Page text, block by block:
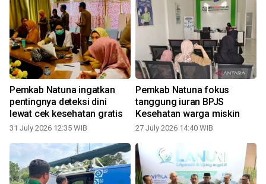
Pemkab Natuna ingatkan
pentingnya deteksi dini
lewat cek kesehatan gratis
31 July 2026 12:35 WIB
Pemkab Natuna fokus
tanggung iuran BPJS
Kesehatan warga miskin
27 July 2026 14:40 WIB